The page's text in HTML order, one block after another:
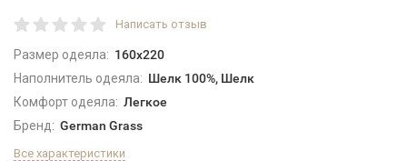
Написать отзыв
Размер одеяла: 160x220
Наполнитель одеяла: Шелк 100%, Шелк
Комфорт одеяла: Легкое
Бренд: German Grass
Все характеристики